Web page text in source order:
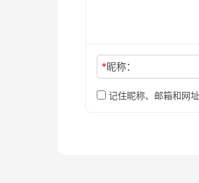
*昵称：
记住昵称、邮箱和网